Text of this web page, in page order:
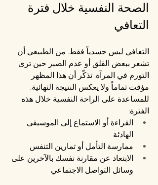
الصحة النفسية خلال فترة
التعافي
التعافي ليس جسدياً فقط. من الطبيعي أن
تشعر ببعض القلق أو عدم الصبر حين ترى
التورم في المرآة. تذكّر أن هذا المظهر
مؤقت تماماً ولا يعكس النتيجة النهائية.
للمساعدة على الراحة النفسية خلال هذه
الفترة:
القراءة أو الاستماع إلى الموسيقى
الهادئة
ممارسة التأمل أو تمارين التنفس
الابتعاد عن مقارنة نفسك بالآخرين على
وسائل التواصل الاجتماعي